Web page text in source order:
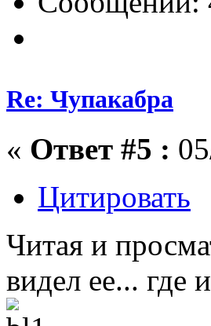
Re: Чупакабра
« Ответ #5 :
Цитировать
Читая и
видел ее...